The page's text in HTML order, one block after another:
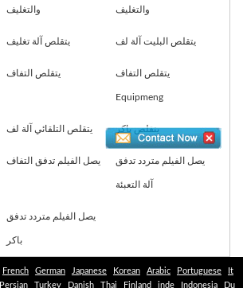
والتغليف والتغليف
يتقلص آلة تغليف يتقلص البليت آلة لف
يتقلص التفاف يتقلص التفاف
Equipmeng
يتقلص التلقائي آلة لف يتقلص باكر
يصل الفيلم تدفق التفاف يصل الفيلم متردد تدفق
آلة التعبئة
يصل الفيلم متردد تدفق
باكر
French German Japanese Korean Arabic Portuguese
It
Persian Turkey Danish Thai Finland inde Indonesia Du